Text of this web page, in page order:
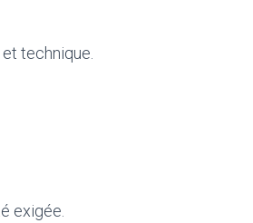
technique.
exigée.